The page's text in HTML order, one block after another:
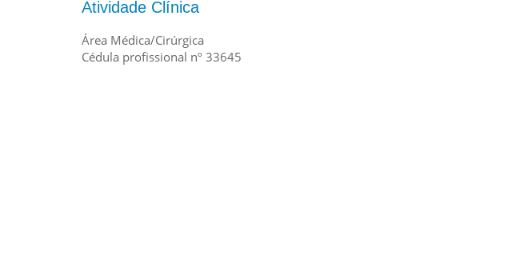
Atividade Clínica
Área Médica/Cirúrgica
Cédula profissional nº 33645